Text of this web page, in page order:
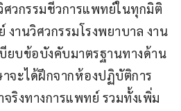
วกรรมชีวการแพทย์ในทุกมิติ
งานวิศวกรรมโรงพยาบาล งาน
ยบข้อบังคับมาตรฐานทางด้าน
จะได้ฝึกจากห้องปฏิบัติการ
ริงทางการแพทย์ รวมทั้งเพิ่ม